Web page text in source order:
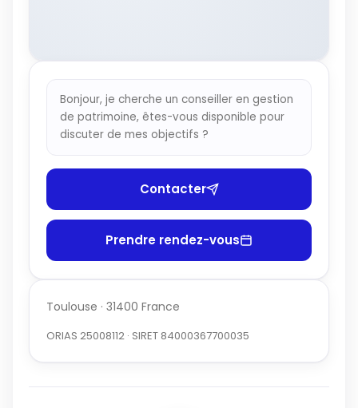
Bonjour, je cherche un conseiller en gestion
de patrimoine, êtes-vous disponible pour
discuter de mes objectifs ?
Contacter
Prendre rendez-vous
Toulouse · 31400 France
ORIAS 25008112 · SIRET 84000367700035